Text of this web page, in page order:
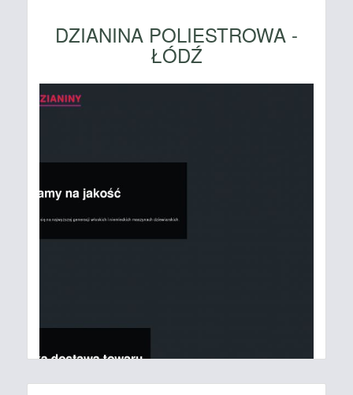
DZIANINA POLIESTROWA -
ŁÓDŹ